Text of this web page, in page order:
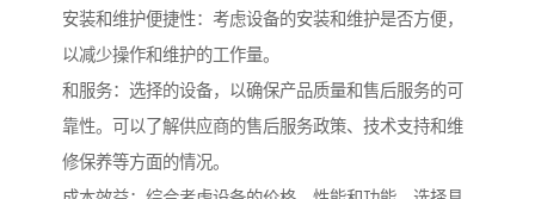
安装和维护便捷性：考虑设备的安装和维护是否方便，
以减少操作和维护的工作量。
和服务：选择的设备，以确保产品质量和售后服务的可
靠性。可以了解供应商的售后服务政策、技术支持和维
修保养等方面的情况。